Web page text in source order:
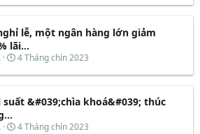
ầ
à
b
ắ
t
ầ
lễ, một ngân hàng lớn giảm
lãi...
N
à
b
t
4 Tháng chín 2023
suất &#039;chìa khoá&#039; thúc
N
4 Tháng chín 2023